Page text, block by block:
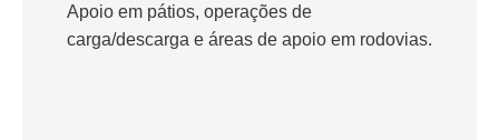
Apoio em pátios, operações de
carga/descarga e áreas de apoio em rodovias.